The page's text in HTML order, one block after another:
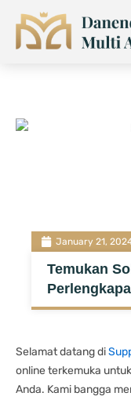
content
January 21,
Temukan
Selamat datang di
online terkemuka
Anda. Kami bangga